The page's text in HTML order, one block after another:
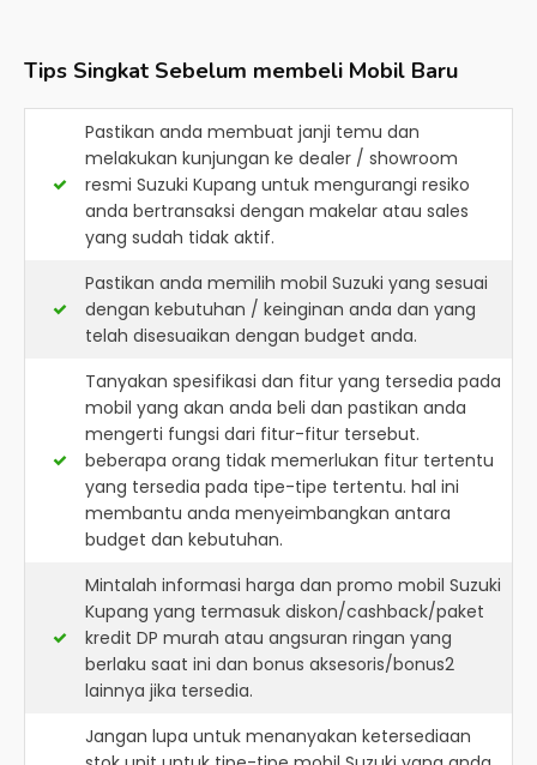
Tips Singkat Sebelum membeli Mobil Baru
Pastikan anda membuat janji temu dan
melakukan kunjungan ke dealer / showroom
resmi Suzuki Kupang untuk mengurangi resiko
anda bertransaksi dengan makelar atau sales
yang sudah tidak aktif.
Pastikan anda memilih mobil Suzuki yang sesuai
dengan kebutuhan / keinginan anda dan yang
telah disesuaikan dengan budget anda.
Tanyakan spesifikasi dan fitur yang tersedia pada
mobil yang akan anda beli dan pastikan anda
mengerti fungsi dari fitur-fitur tersebut.
beberapa orang tidak memerlukan fitur tertentu
yang tersedia pada tipe-tipe tertentu. hal ini
membantu anda menyeimbangkan antara
budget dan kebutuhan.
Mintalah informasi harga dan promo mobil Suzuki
Kupang yang termasuk diskon/cashback/paket
kredit DP murah atau angsuran ringan yang
berlaku saat ini dan bonus aksesoris/bonus2
lainnya jika tersedia.
Jangan lupa untuk menanyakan ketersediaan